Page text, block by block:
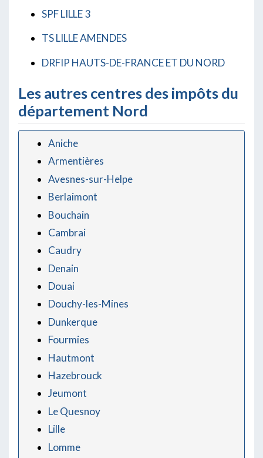
SPF LILLE 3
TS LILLE AMENDES
DRFIP HAUTS-DE-FRANCE ET DU NORD
Les autres centres des impôts du
département Nord
Aniche
Armentières
Avesnes-sur-Helpe
Berlaimont
Bouchain
Cambrai
Caudry
Denain
Douai
Douchy-les-Mines
Dunkerque
Fourmies
Hautmont
Hazebrouck
Jeumont
Le Quesnoy
Lille
Lomme